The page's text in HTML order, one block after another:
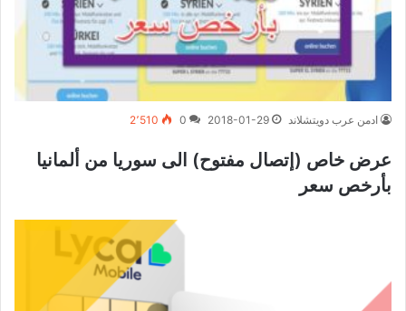
ادمن عرب دويتشلاند 2018-01-29
0 2٬510
عرض خاص (إتصال مفتوح) الى سوريا من ألمانيا
بأرخص سعر